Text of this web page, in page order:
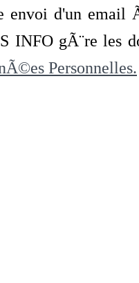
envoi d'un
INFO gÃ¨re les
Personnelles.